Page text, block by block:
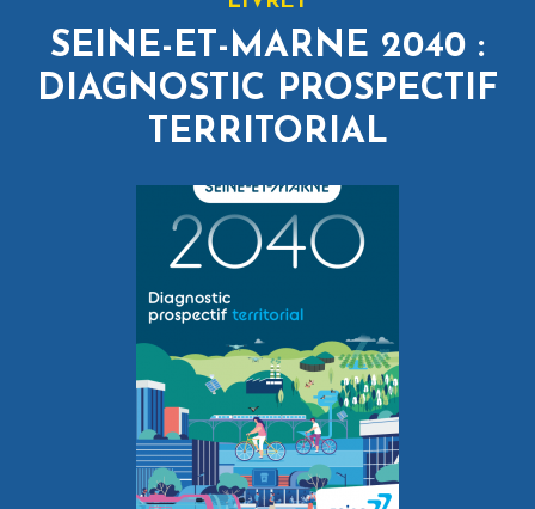
De plus, deux arrêtés préfectoraux ont été mis en
place.
SEINE-ET-MARNE 2040 :
DIAGNOSTIC PROSPECTIF
TERRITORIAL